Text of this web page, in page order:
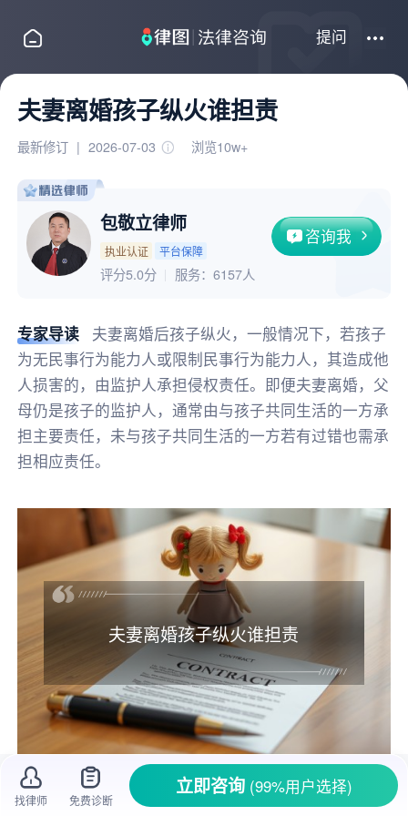
提问
夫妻离婚孩子纵火谁担责
最新修订 | 2026-07-03 浏览10w+
包敬立律师
执业认证 平台保障
咨询我
评分5.0分 服务： 6157人
专家导读
夫妻离婚后孩子纵火，一般情况下，若孩子
为无民事行为能力人或限制民事行为能力人，其造成他
人损害的，由监护人承担侵权责任。即便夫妻离婚，父
母仍是孩子的监护人，通常由与孩子共同生活的一方承
担主要责任，未与孩子共同生活的一方若有过错也需承
担相应责任。
夫妻离婚孩子纵火谁担责
在家庭生活里， 夫妻离婚本就容易对孩子造
找律师 免费诊断
立即咨询 (99%用户选择)